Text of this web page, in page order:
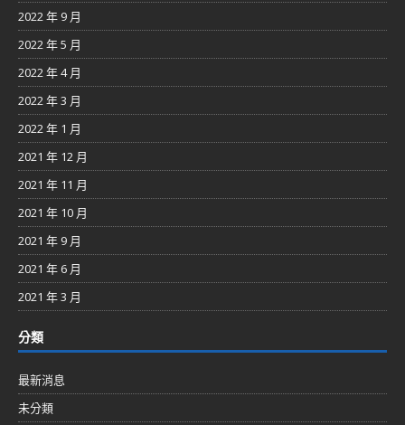
2022 年 9 月
2022 年 5 月
2022 年 4 月
2022 年 3 月
2022 年 1 月
2021 年 12 月
2021 年 11 月
2021 年 10 月
2021 年 9 月
2021 年 6 月
2021 年 3 月
分類
最新消息
未分類